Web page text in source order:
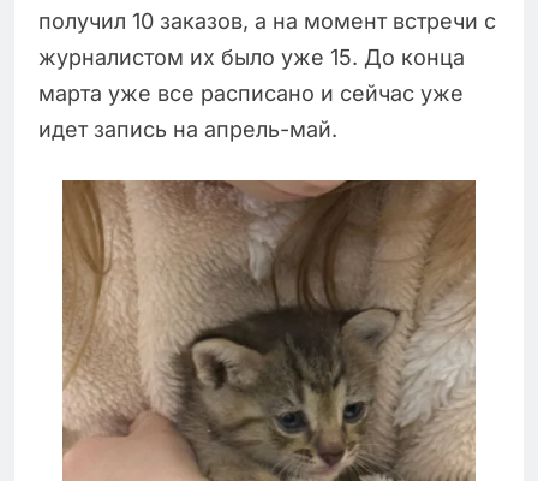
получил 10 заказов, а на момент встречи с
журналистом их было уже 15. До конца
марта уже все расписано и сейчас уже
идет запись на апрель-май.